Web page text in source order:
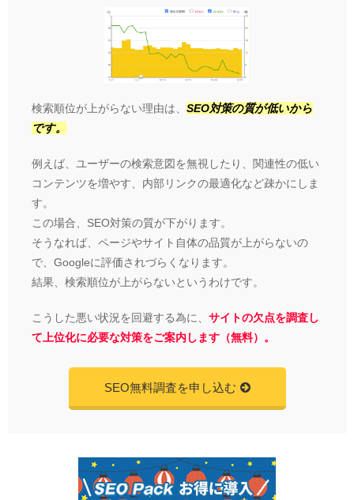
検索順位が上がらない理由は、 SEO対策の質が低いから
です。
例えば、ユーザーの検索意図を無視したり、関連性の低い
コンテンツを増やす、内部リンクの最適化など疎かにしま
す。
この場合、SEO対策の質が下がります。
そうなれば、ページやサイト自体の品質が上がらないの
で、Googleに評価されづらくなります。
結果、検索順位が上がらないというわけです。
こうした悪い状況を回避する為に、 サイトの欠点を調査し
て上位化に必要な対策をご案内します（無料）。
SEO無料調査を申し込む